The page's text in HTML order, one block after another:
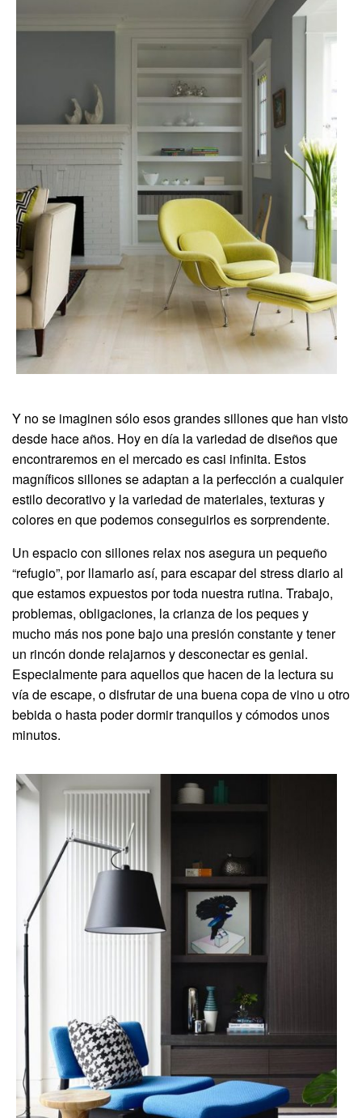
Y no se imaginen sólo esos grandes sillones que han visto
desde hace años. Hoy en día la variedad de diseños que
encontraremos en el mercado es casi infinita. Estos
magníficos sillones se adaptan a la perfección a cualquier
estilo decorativo y la variedad de materiales, texturas y
colores en que podemos conseguirlos es sorprendente.
Un espacio con sillones relax nos asegura un pequeño
“refugio”, por llamarlo así, para escapar del stress diario al
que estamos expuestos por toda nuestra rutina. Trabajo,
problemas, obligaciones, la crianza de los peques y
mucho más nos pone bajo una presión constante y tener
un rincón donde relajarnos y desconectar es genial.
Especialmente para aquellos que hacen de la lectura su
vía de escape, o disfrutar de una buena copa de vino u otro
bebida o hasta poder dormir tranquilos y cómodos unos
minutos.